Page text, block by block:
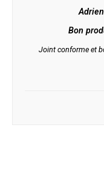
Adrien
Bon
Joint conforme et